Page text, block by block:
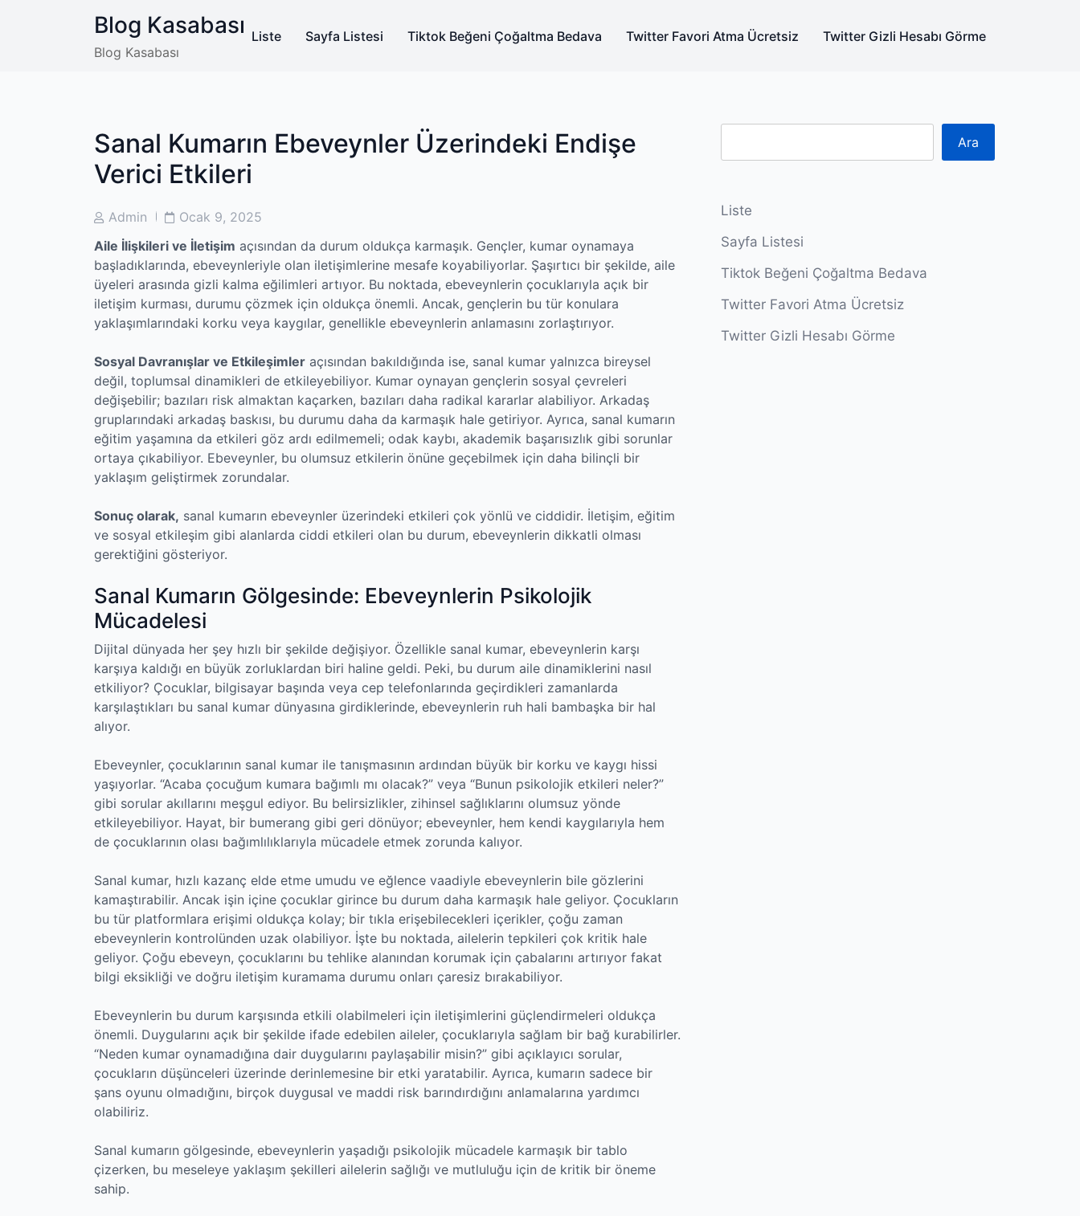
Blog Kasabası
Blog Kasabası
Liste Sayfa Listesi Tiktok Beğeni Çoğaltma Bedava Twitter Favori Atma Ücretsiz Twitter Gizli Hesabı Görme
Sanal Kumarın Ebeveynler Üzerindeki Endişe
Verici Etkileri
PostAdmin
PostOcak 9, 2025
Aile İlişkileri ve İletişim açısından da durum oldukça karmaşık. Gençler, kumar oynamaya
başladıklarında, ebeveynleriyle olan iletişimlerine mesafe koyabiliyorlar. Şaşırtıcı bir şekilde, aile
üyeleri arasında gizli kalma eğilimleri artıyor. Bu noktada, ebeveynlerin çocuklarıyla açık bir
iletişim kurması, durumu çözmek için oldukça önemli. Ancak, gençlerin bu tür konulara
yaklaşımlarındaki korku veya kaygılar, genellikle ebeveynlerin anlamasını zorlaştırıyor.
Sosyal Davranışlar ve Etkileşimler açısından bakıldığında ise, sanal kumar yalnızca bireysel
değil, toplumsal dinamikleri de etkileyebiliyor. Kumar oynayan gençlerin sosyal çevreleri
değişebilir; bazıları risk almaktan kaçarken, bazıları daha radikal kararlar alabiliyor. Arkadaş
gruplarındaki arkadaş baskısı, bu durumu daha da karmaşık hale getiriyor. Ayrıca, sanal kumarın
eğitim yaşamına da etkileri göz ardı edilmemeli; odak kaybı, akademik başarısızlık gibi sorunlar
ortaya çıkabiliyor. Ebeveynler, bu olumsuz etkilerin önüne geçebilmek için daha bilinçli bir
yaklaşım geliştirmek zorundalar.
Sonuç olarak, sanal kumarın ebeveynler üzerindeki etkileri çok yönlü ve ciddidir. İletişim, eğitim
ve sosyal etkileşim gibi alanlarda ciddi etkileri olan bu durum, ebeveynlerin dikkatli olması
gerektiğini gösteriyor.
Sanal Kumarın Gölgesinde: Ebeveynlerin Psikolojik
Mücadelesi
Dijital dünyada her şey hızlı bir şekilde değişiyor. Özellikle sanal kumar, ebeveynlerin karşı
karşıya kaldığı en büyük zorluklardan biri haline geldi. Peki, bu durum aile dinamiklerini nasıl
etkiliyor? Çocuklar, bilgisayar başında veya cep telefonlarında geçirdikleri zamanlarda
karşılaştıkları bu sanal kumar dünyasına girdiklerinde, ebeveynlerin ruh hali bambaşka bir hal
alıyor.
Ebeveynler, çocuklarının sanal kumar ile tanışmasının ardından büyük bir korku ve kaygı hissi
yaşıyorlar. “Acaba çocuğum kumara bağımlı mı olacak?” veya “Bunun psikolojik etkileri neler?”
gibi sorular akıllarını meşgul ediyor. Bu belirsizlikler, zihinsel sağlıklarını olumsuz yönde
etkileyebiliyor. Hayat, bir bumerang gibi geri dönüyor; ebeveynler, hem kendi kaygılarıyla hem
de çocuklarının olası bağımlılıklarıyla mücadele etmek zorunda kalıyor.
Sanal kumar, hızlı kazanç elde etme umudu ve eğlence vaadiyle ebeveynlerin bile gözlerini
kamaştırabilir. Ancak işin içine çocuklar girince bu durum daha karmaşık hale geliyor. Çocukların
bu tür platformlara erişimi oldukça kolay; bir tıkla erişebilecekleri içerikler, çoğu zaman
ebeveynlerin kontrolünden uzak olabiliyor. İşte bu noktada, ailelerin tepkileri çok kritik hale
geliyor. Çoğu ebeveyn, çocuklarını bu tehlike alanından korumak için çabalarını artırıyor fakat
bilgi eksikliği ve doğru iletişim kuramama durumu onları çaresiz bırakabiliyor.
Ebeveynlerin bu durum karşısında etkili olabilmeleri için iletişimlerini güçlendirmeleri oldukça
önemli. Duygularını açık bir şekilde ifade edebilen aileler, çocuklarıyla sağlam bir bağ kurabilirler.
“Neden kumar oynamadığına dair duygularını paylaşabilir misin?” gibi açıklayıcı sorular,
çocukların düşünceleri üzerinde derinlemesine bir etki yaratabilir. Ayrıca, kumarın sadece bir
şans oyunu olmadığını, birçok duygusal ve maddi risk barındırdığını anlamalarına yardımcı
olabiliriz.
Sanal kumarın gölgesinde, ebeveynlerin yaşadığı psikolojik mücadele karmaşık bir tablo
çizerken, bu meseleye yaklaşım şekilleri ailelerin sağlığı ve mutluluğu için de kritik bir öneme
sahip.
Ara
Liste
Sayfa Listesi
Tiktok Beğeni Çoğaltma Bedava
Twitter Favori Atma Ücretsiz
Twitter Gizli Hesabı Görme